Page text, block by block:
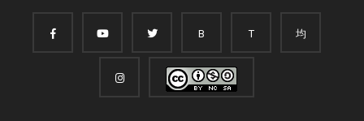
B T 均